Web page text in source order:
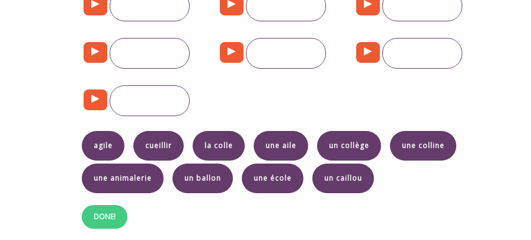
agile cueillir la colle une aile un collège une colline
une animalerie un ballon une école un caillou
DONE!